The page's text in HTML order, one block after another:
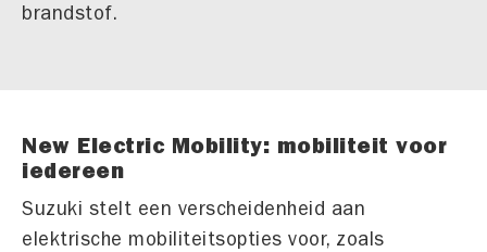
brandstof.
New Electric Mobility: mobiliteit voor
iedereen
Suzuki stelt een verscheidenheid aan
elektrische mobiliteitsopties voor, zoals